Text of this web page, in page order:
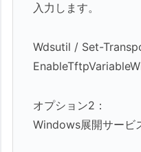
入力します。
Wdsutil / Set-
オプション2：
Windows展開サービ